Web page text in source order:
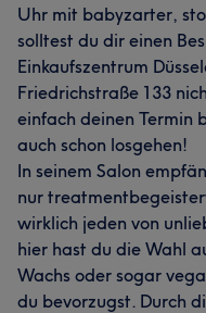
Uhr mit babyzarter,
solltest du dir einen
Einkaufszentrum
Friedrichstraße 133
einfach deinen Termin
auch schon losgehen!
In seinem Salon
nur
wirklich jeden von
hier hast du die Wahl
Wachs oder sogar
du bevorzugst. Durch